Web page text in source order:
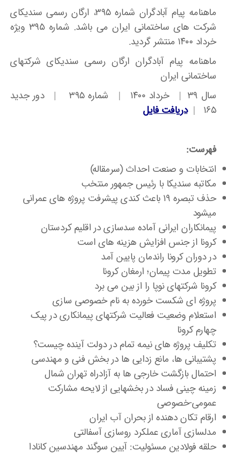
ماهنامه پیام آبادگران شماره ۳۹۵، ارگان رسمی سندیکای
شرکت های ساختمانی ایران می باشد. شماره ۳۹۵ ویژه
خرداد ۱۴۰۰ منتشر گردید.
ماهنامه پیام آبادگران ارگان رسمی سندیکای شرکتهای
ساختمانی ایران
سال ۳۹ | خرداد ۱۴۰۰ | شماره ۳۹۵ | دور جدید
۱۶۵ |
دریافت فایل
فهرست:
انتخابات و صنعت احداث (سرمقاله)
مکاتبه سندیکا با رئیس جمهور منتخب
حذف تبصره ۱۹ باعث کندی پیشرفت پروژه های عمرانی
میشود
پیمانکاران ایرانی آماده سدسازی در اقلیم کردستان
کرونا از جنس افزایش هزینه های است
در دوران کرونا راندمان پایین آمد
تطویل مدت پیمان؛ ارمغان کرونا
کرونا شرکتهای نوپا را از بین می برد
پروژه ای شکست خورده به نام خصوصی سازی
استعلام وضعیت فعالیت شرکتهای پیمانکاری در پیک
چهارم کرونا
تکلیف پروژه های نیمه تمام در دولت آینده چیست؟
پشتیبانی ها، مانع زدایی ها در بخش فنی و مهندسی
احتمال بازگشت خارجی ها به آزادراه تهران شمال
زمینه چینی فساد در بخشهایی از لایحه مشارکت
عمومی-خصوصی
ارقام تکان دهنده از بحران آب ایران
مدلسازی آماری عملکرد روسازی آسفالتی
حلقه فولادین مسئولیت: آیین سوگند مهندسین کانادا